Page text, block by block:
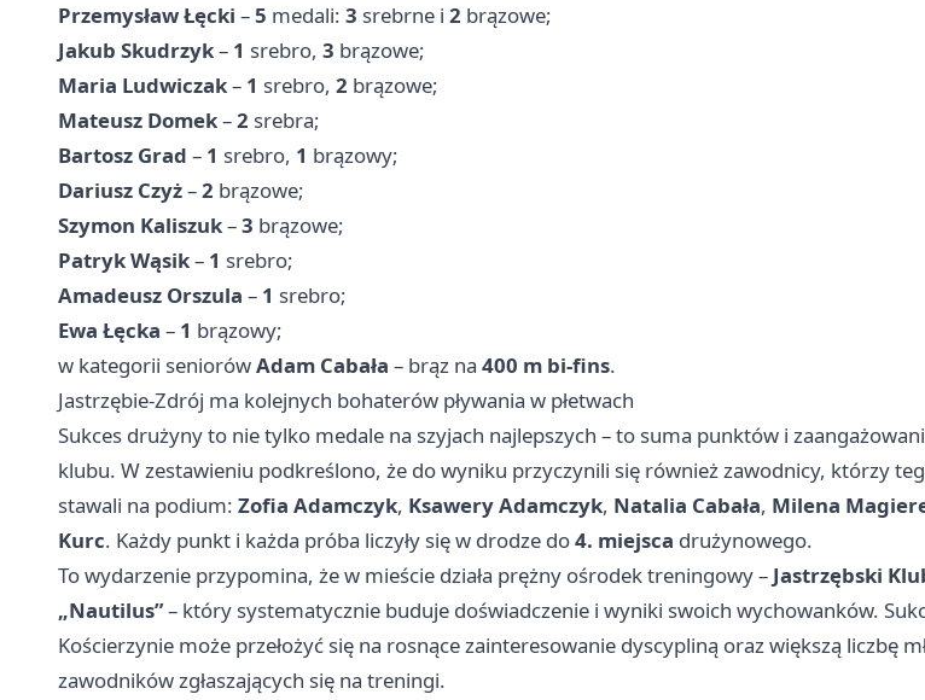
Przemysław Łęcki –5 medali: 3 srebrne i 2 brązowe;
Jakub Skudrzyk– 1 srebro, 3 brązowe;
Maria Ludwiczak– 1 srebro, 2 brązowe;
Mateusz Domek–2 srebra;
Bartosz Grad – 1 srebro, 1 brązowy;
Dariusz Czyż–2 brązowe;
Szymon Kaliszuk–3 brązowe;
Patryk Wąsik– 1 srebro;
Amadeusz Orszula – 1 srebro;
Ewa Łęcka – 1 brązowy;
w kategorii seniorówAdam Cabała – brąz na 400 m bi-fins.
Jastrzębie-Zdrój ma kolejnych bohaterów pływania w płetwach
Sukces drużyny to nie tylko medale na szyjach najlepszych – to suma punktów i
klubu. W zestawieniu podkreślono, że do wyniku przyczynili się również zawodnicy, którzy
stawali na podium: Zofia Adamczyk, Ksawery Adamczyk, Natalia Cabała, Milena
Kurc. Każdy punkt i każda próba liczyły się w drodze do4. miejsca drużynowego.
To wydarzenie przypomina, że w mieście działa prężny ośrodek treningowy – Jastrzębski
„Nautilus”– który systematycznie buduje doświadczenie i wyniki swoich wychowanków.
Kościerzynie może przełożyć się na rosnące zainteresowanie dyscypliną oraz większą liczbę
zawodników zgłaszających się na treningi.